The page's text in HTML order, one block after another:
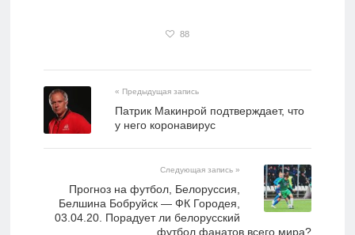
88
« Предыдущая запись
Патрик Макинрой подтверждает, что
у него коронавирус
Следующая запись »
Прогноз на футбол, Белоруссия,
Белшина Бобруйск — ФК Городея,
03.04.20. Порадует ли белорусский
футбол фанатов всего мира?